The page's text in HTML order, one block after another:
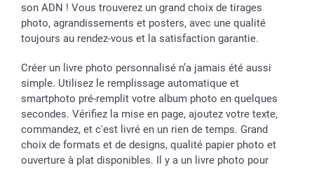
son ADN ! Vous trouverez un grand choix de tirages
photo, agrandissements et posters, avec une qualité
toujours au rendez-vous et la satisfaction garantie.
Créer un livre photo personnalisé n’a jamais été aussi
simple. Utilisez le remplissage automatique et
smartphoto pré-remplit votre album photo en quelques
secondes. Vérifiez la mise en page, ajoutez votre texte,
commandez, et c'est livré en un rien de temps. Grand
choix de formats et de designs, qualité papier photo et
ouverture à plat disponibles. Il y a un livre photo pour